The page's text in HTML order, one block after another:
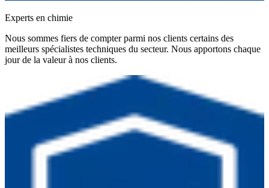
Experts en chimie
Nous sommes fiers de compter parmi nos clients certains des
meilleurs spécialistes techniques du secteur. Nous apportons chaque
jour de la valeur à nos clients.